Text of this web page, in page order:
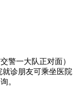
警一大队正对面）
诊朋友可乘坐医院
。